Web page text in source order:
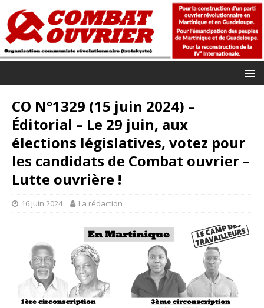
CO N°1329 (15 juin 2024) –
Éditorial – Le 29 juin, aux
élections législatives, votez pour
les candidats de Combat ouvrier –
Lutte ouvrière !
16 juin 2024 La rédaction